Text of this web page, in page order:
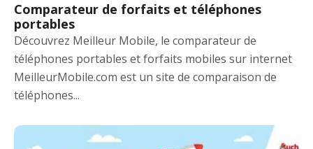
Comparateur de forfaits et téléphones
portables
Découvrez Meilleur Mobile, le comparateur de
téléphones portables et forfaits mobiles sur internet
MeilleurMobile.com est un site de comparaison de
téléphones...